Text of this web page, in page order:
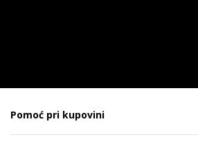
Pomoć pri kupovini